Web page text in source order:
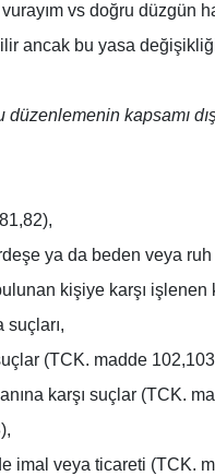
vs doğru düzgün
ancak bu yasa
kapsamı
ya da beden veya ruh
kişiye karşı
suçları,
(TCK. madde
karşı suçlar (TCK.
imal veya ticareti (TCK.